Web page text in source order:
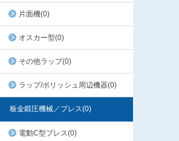
片面機(0)
オスカー型(0)
その他ラップ(0)
ラップ/ポリッシュ周辺機器(0)
板金鍛圧機械／プレス(0)
電動C型プレス(0)